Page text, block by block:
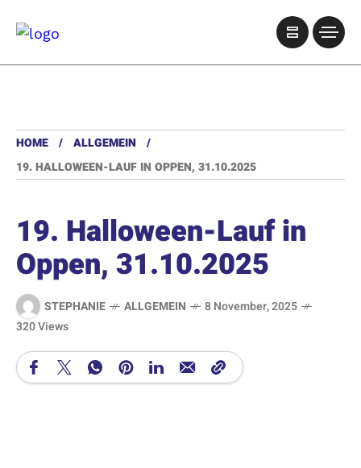
HOME
ALLGEMEIN
19. HALLOWEEN-LAUF IN OPPEN, 31.10.2025
19. Halloween-Lauf in
Oppen, 31.10.2025
STEPHANIE ALLGEMEIN
8 November, 2025
320 Views